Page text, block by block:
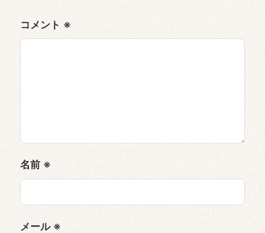
コメント ※
名前 ※
メール ※